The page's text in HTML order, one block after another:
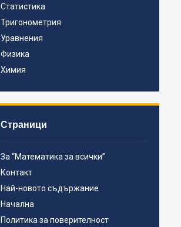
Статистика
Тригонометрия
Уравнения
Физика
Химия
Страници
За “Математика за всички”
Контакт
Най-новото съдържание
Начална
Политика за поверителност